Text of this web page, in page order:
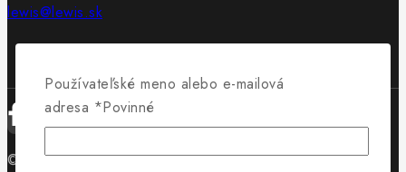
lewis@lewis.sk
© 2026 Obuv Lewis - WordPress Theme byAvanam
Používateľské meno alebo e-mailová
adresa *Povinné